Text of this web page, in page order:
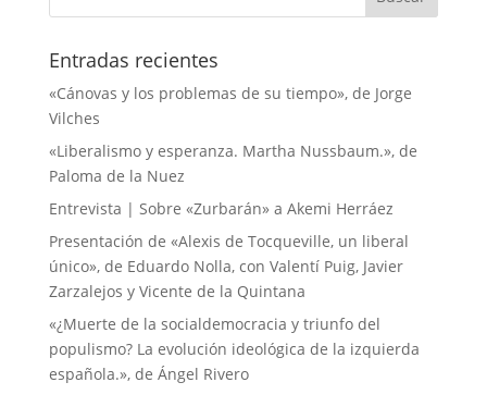
Entradas recientes
«Cánovas y los problemas de su tiempo», de Jorge
Vilches
«Liberalismo y esperanza. Martha Nussbaum.», de
Paloma de la Nuez
Entrevista | Sobre «Zurbarán» a Akemi Herráez
Presentación de «Alexis de Tocqueville, un liberal
único», de Eduardo Nolla, con Valentí Puig, Javier
Zarzalejos y Vicente de la Quintana
«¿Muerte de la socialdemocracia y triunfo del
populismo? La evolución ideológica de la izquierda
española.», de Ángel Rivero